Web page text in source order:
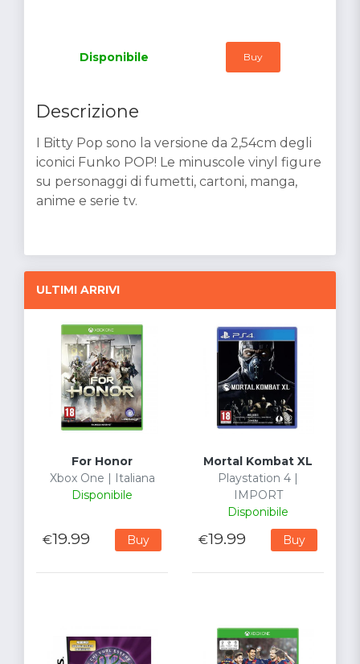
Disponibile Buy
Descrizione
I Bitty Pop sono la versione da 2,54cm degli
iconici Funko POP! Le minuscole vinyl figure
su personaggi di fumetti, cartoni, manga,
anime e serie tv.
ULTIMI ARRIVI
For Honor
Xbox One | Italiana
Disponibile
€19.99 Buy
Mortal Kombat XL
Playstation 4 |
IMPORT
Disponibile
€19.99 Buy